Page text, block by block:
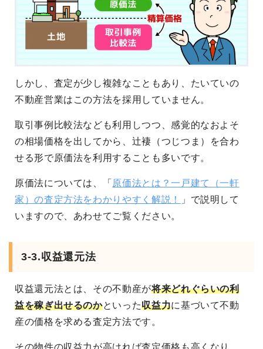
しかし、査定が少し複雑なこともあり、たいていの
不動産営業はこの方法を採用していません。
取引事例比較法なども利用しつつ、感覚的なおよそ
の相場価格を出してから、辻褄（つじつま）を合わ
せる形で原価法を利用することも多いです。
原価法については、「 原価法とは？一戸建て（一軒
家）の査定方法をわかりやすく解説！
」で説明して
いますので、あわせてご覧ください。
3-3.収益還元法
収益還元法とは、その不動産が将来どれぐらいの利
益を稼ぎ出せるのかといった収益力に基づいて不動
産の価格を求める査定方法です。
その物件の収益力が高ければ査定価格も高くなり、